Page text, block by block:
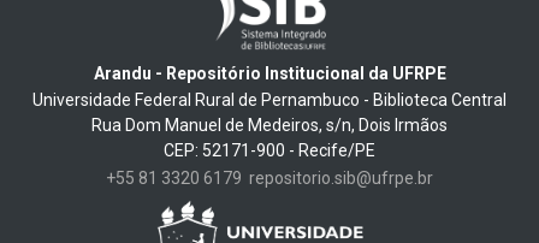
Arandu - Repositório Institucional da UFRPE
Universidade Federal Rural de Pernambuco - Biblioteca Central
Rua Dom Manuel de Medeiros, s/n, Dois Irmãos
CEP: 52171-900 - Recife/PE
+55 81 3320 6179 repositorio.sib@ufrpe.br